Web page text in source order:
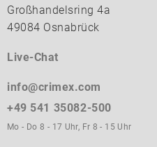
Großhandelsring 4a
49084 Osnabrück
Live-Chat
info@crimex.com
+49 541 35082-500
Mo - Do 8 - 17 Uhr, Fr 8 - 15 Uhr